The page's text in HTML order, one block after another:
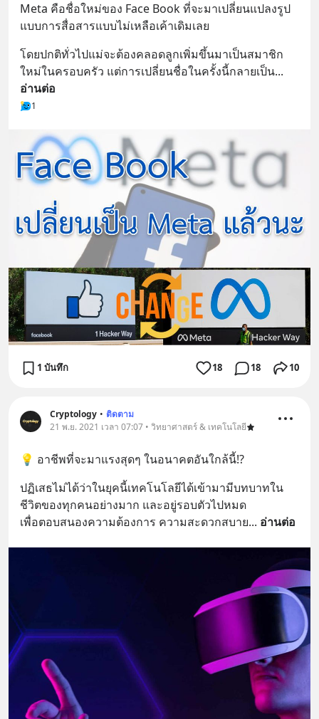
Meta คือชื่อใหม่ของ Face Book ที่จะมาเปลี่ยนแปลงรูป
แบบการสื่อสารแบบไม่เหลือเค้าเดิมเลย
โดยปกติทั่วไปแม่จะต้องคลอดลูกเพิ่มขึ้นมาเป็นสมาชิก
ใหม่ในครอบครัว แต่การเปลี่ยนชื่อในครั้งนี้กลายเป็น
อ่านต่อ
1
1 บันทึก 18 18 10
Cryptology • ติดตาม
21 พ.ย. 2021 เวลา 07:07 • วิทยาศาสตร์ & เทคโนโลยี
💡 อาชีพที่จะมาแรงสุดๆ ในอนาคตอันใกล้นี้!?
ปฏิเสธไม่ได้ว่าในยุคนี้เทคโนโลยีได้เข้ามามีบทบาทใน
ชีวิตของทุกคนอย่างมาก และอยู่รอบตัวไปหมด
เพื่อตอบสนองความต้องการ ความสะดวกสบาย... อ่านต่อ